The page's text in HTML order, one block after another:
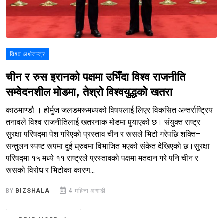
विश्व अर्थतन्त्र
चीन र रुस इरानको पक्षमा उभिँदा विश्व राजनीति
सम्वेदनशील मोडमा, तेश्रो विश्वयुद्धको खतरा
काठमाण्डौ । होर्मुज जलडमरूमध्यको विषयलाई लिएर विकसित अन्तर्राष्ट्रिय
तनावले विश्व राजनीतिलाई खतरनाक मोडमा पुर्‍याएको छ। संयुक्त राष्ट्र
सुरक्षा परिषद्मा पेश गरिएको प्रस्ताव चीन र रूसले भिटो गरेपछि शक्ति–
सन्तुलन स्पष्ट रूपमा दुई ध्रुवमा विभाजित भएको संकेत देखिएको छ।सुरक्षा
परिषद्मा १५ मध्ये ११ राष्ट्रले प्रस्तावको पक्षमा मतदान गरे पनि चीन र
रूसको विरोध र भिटोका कारण...
BY BIZSHALA 4 महिना अगाडी